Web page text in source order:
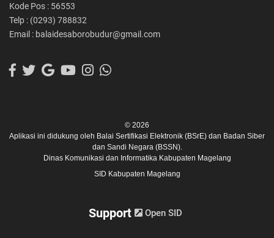
Kode Pos : 56553
Telp : (0293) 788832
Email : balaidesaborobudur@gmail.com
© 2026
Aplikasi ini didukung oleh Balai Sertifikasi Elektronik (BSrE) dan Badan Siber
dan Sandi Negara (BSSN).
Dinas Komunikasi dan Informatika Kabupaten Magelang
SID Kabupaten Magelang
Support Open SID